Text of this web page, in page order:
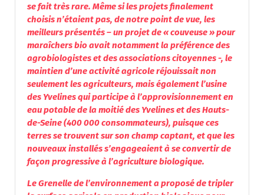
se fait très rare. Même si les projets finalement
choisis n’étaient pas, de notre point de vue, les
meilleurs présentés – un projet de « couveuse » pour
maraîchers bio avait notamment la préférence des
agrobiologistes et des associations citoyennes -, le
maintien d’une activité agricole réjouissait non
seulement les agriculteurs, mais également l’usine
des Yvelines qui participe à l’approvisionnement en
eau potable de la moitié des Yvelines et des Hauts-
de-Seine (400 000 consommateurs), puisque ces
terres se trouvent sur son champ captant, et que les
nouveaux installés s’engageaient à se convertir de
façon progressive à l’agriculture biologique.
Le Grenelle de l’environnement a proposé de tripler